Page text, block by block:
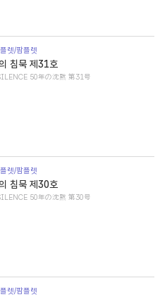
렛/팜플렛
침묵 제31호
50年の沈黙 第31号
렛/팜플렛
침묵 제30호
50年の沈黙 第30号
렛/팜플렛